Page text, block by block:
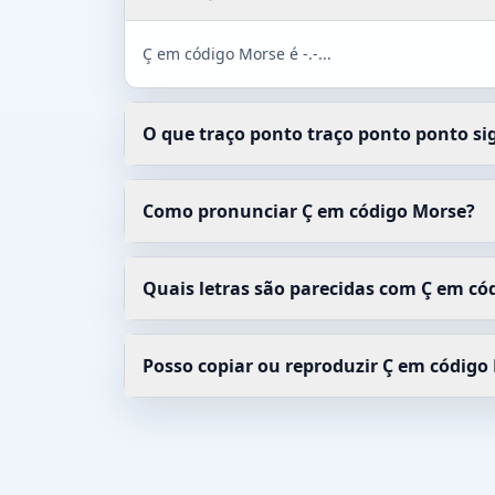
Ç em código Morse é -.-...
O que traço ponto traço ponto ponto
Como pronunciar Ç em código Morse?
Quais letras são parecidas com Ç em
Posso copiar ou reproduzir Ç em código